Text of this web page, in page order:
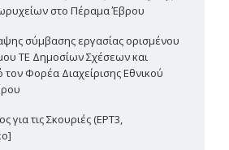
στο Πέραμα Έβρου
σύμβασης εργασίας ορισμένου
ΤΕ Δημοσίων Σχέσεων και
τον Φορέα Διαχείρισης Εθνικού
για τις Σκουριές (ΕΡΤ3,